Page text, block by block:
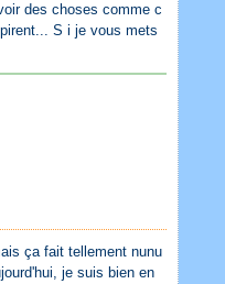
des choses comme c
S i je vous mets
ça fait tellement nunu
je suis bien en